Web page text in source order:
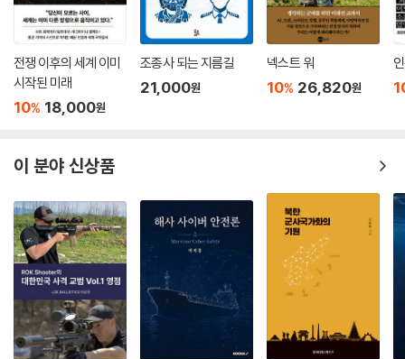
저자는 구스타브 아돌프가 30년 전쟁에서 승승장구하며 스웨덴을 17세기
유럽 내 강대국의 대열에 올려놓은 것 역시 그가 귀족계급을 위해서가 아
닌 국가 전체를 위한 개혁을 주도했기 때문이라고 갈파한다. 웰링턴이 젊
은 시절 인도 아사예에서 전투를 치를 때 상대 마라타 동맹군은 영국의 라
이벌인 프랑스 장교 등을 고용하는 방식으로 결코 떨어지지 않는 병력과
화기를 보유하고 있었다. 웰링턴의 승리의 궁극적인 요인은 마라타군과는
자체였다. 중국을 비롯한 다른 많은 아시아의 국가들과 달리 일본이 강국
그들이 적의 ‘도구’만이 아닌 적의 ‘사상과 문화’까지 받아들였기 때문이었
다. 러?일 전쟁 당시 러시아 함대 내에서 이미 ‘기강이 엉망인 우리가 어떻
게 훈련이 잘 되어 있기로 소문난 일본 함대를 이기겠는가’라는 말이 나왔
다는 것은 이를 반증한다.
오늘날 미국의 비밀병기는 스텔스기나 무인항공기 프레데터가 아니라, 그
것들을 개발해내는 미 국방부 방위고등연구계획국(DARPA)이다. 미 방위
전쟁 이후의 세계 이미
시작된 미래
10% 18,000원
조종사 되는 지름길
21,000원
넥스트 워
10% 26,820원
이 분야 신상품